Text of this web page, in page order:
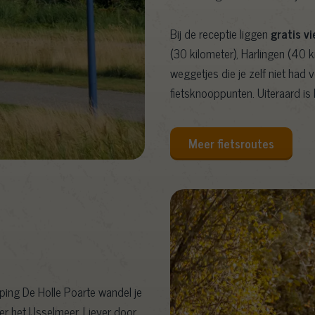
Bij de receptie liggengratis
(30 kilometer), Harlingen (40
weggetjes die je zelf niet had
fietsknooppunten. Uiteraard
Meer fietsroutes
De Holle Poarte wandel je